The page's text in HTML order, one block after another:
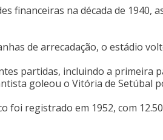
financeiras na década de 1940,
de arrecadação, o estádio
partidas, incluindo a primeira
goleou o Vitória de Setúbal
foi registrado em 1952, com